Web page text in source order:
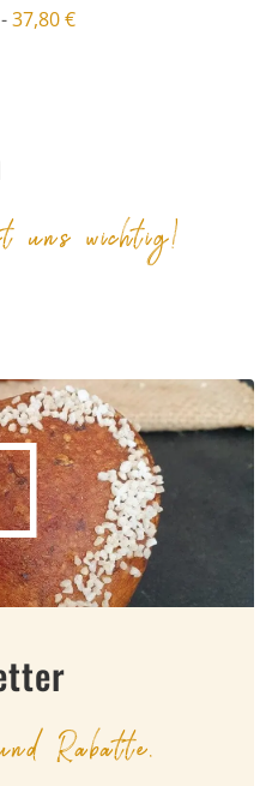
-37,80€
uns wichtig!
Rabatte.